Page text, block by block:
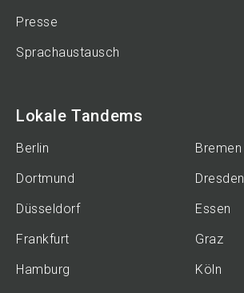
Presse
Sprachaustausch
Lokale Tandems
Berlin
Bremen
Dortmund
Dresden
Düsseldorf
Essen
Frankfurt
Graz
Hamburg
Köln